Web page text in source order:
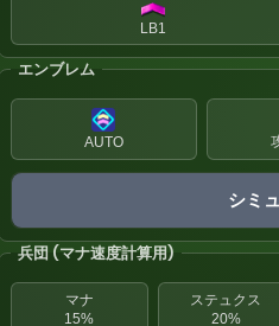
LB1
エンブレム
AUTO
シミ
兵団 (マナ速度計算用)
マナ
15%
ステュクス
20%